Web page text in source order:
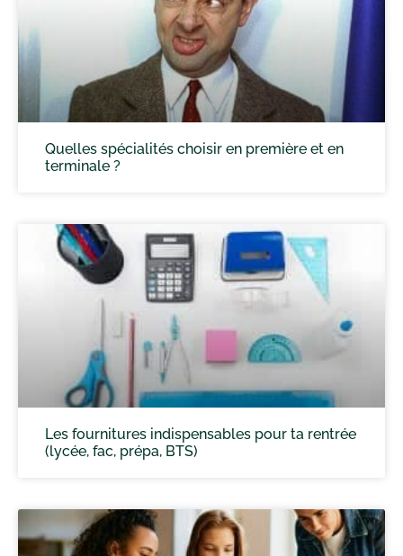
Quelles spécialités choisir en première et en
terminale ?
Les fournitures indispensables pour ta rentrée
(lycée, fac, prépa, BTS)